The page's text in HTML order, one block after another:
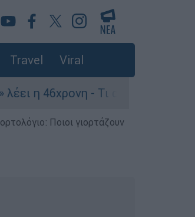
Travel Viral
46χρονη - Τι αποκάλυψε στους
Ποιοι γιορτάζουν